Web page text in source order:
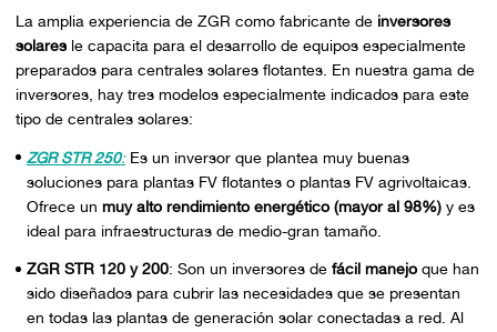
La amplia experiencia de ZGR como fabricante de inversores
solaresle capacita para el desarrollo de equipos especialmente
preparados para centrales solares flotantes. En nuestra gama de
inversores, hay tres modelos especialmente indicados para este
tipo de centrales solares:
ZGR STR 250:Es un inversor que plantea muy buenas
soluciones para plantas FV flotantes o plantas FV agrivoltaicas.
Ofrece un muy alto rendimiento energético (mayor al 98%)y es
ideal para infraestructuras de medio-gran tamaño.
ZGR STR 120 y 200: Son un inversores de fácil manejoque han
sido diseñados para cubrir las necesidades que se presentan
en todas las plantas de generación solar conectadas a red. Al